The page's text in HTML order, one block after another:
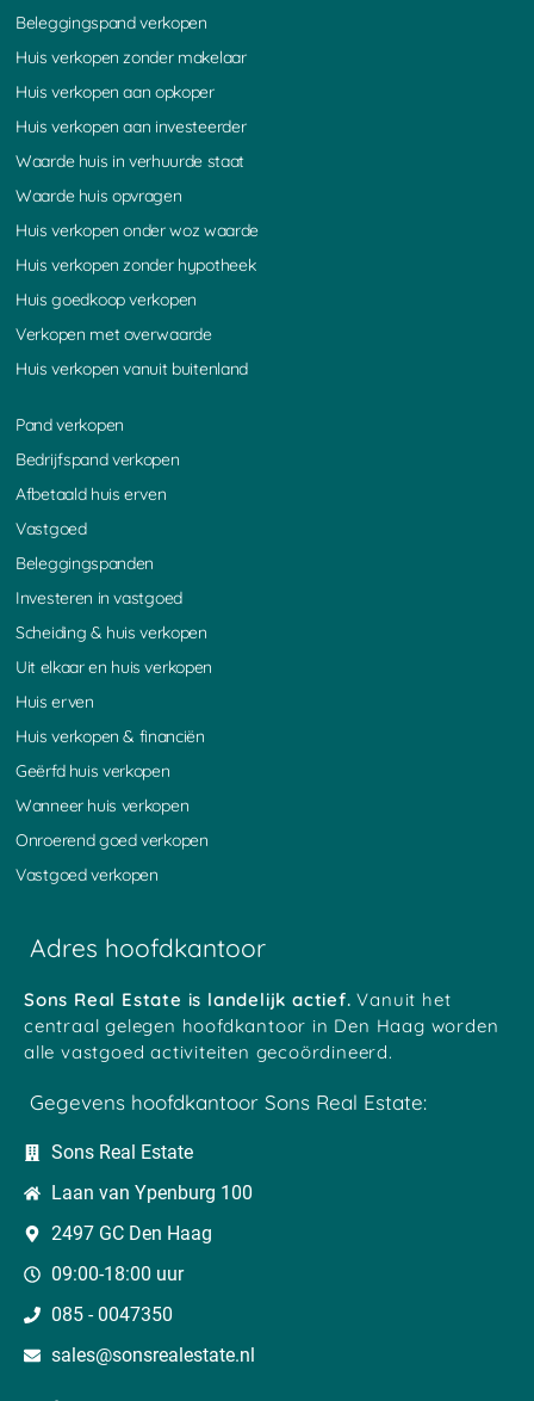
Beleggingspand verkopen
Huis verkopen zonder makelaar
Huis verkopen aan opkoper
Huis verkopen aan investeerder
Waarde huis in verhuurde staat
Waarde huis opvragen
Huis verkopen onder woz waarde
Huis verkopen zonder hypotheek
Huis goedkoop verkopen
Verkopen met overwaarde
Huis verkopen vanuit buitenland
Pand verkopen
Bedrijfspand verkopen
Afbetaald huis erven
Vastgoed
Beleggingspanden
Investeren in vastgoed
Scheiding & huis verkopen
Uit elkaar en huis verkopen
Huis erven
Huis verkopen & financiën
Geërfd huis verkopen
Wanneer huis verkopen
Onroerend goed verkopen
Vastgoed verkopen
Adres hoofdkantoor
Sons Real Estate is landelijk actief.Vanuit het
centraal gelegen hoofdkantoor in Den Haag worden
alle vastgoed activiteiten gecoördineerd.
Gegevens hoofdkantoor Sons Real Estate:
Sons Real Estate
Laan van Ypenburg 100
2497 GC Den Haag
09:00-18:00 uur
085 - 0047350
sales@sonsrealestate.nl​